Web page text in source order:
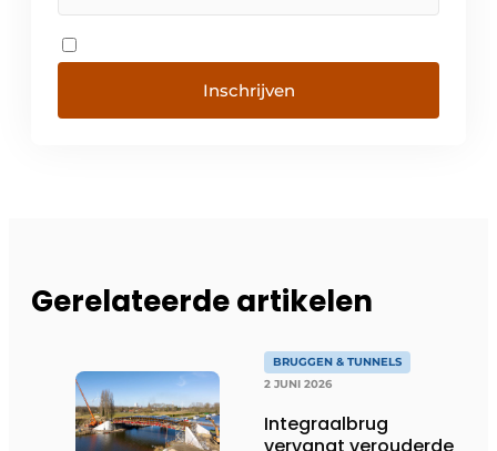
Inschrijven
Gerelateerde artikelen
BRUGGEN & TUNNELS
2 JUNI 2026
Integraalbrug
vervangt verouderde